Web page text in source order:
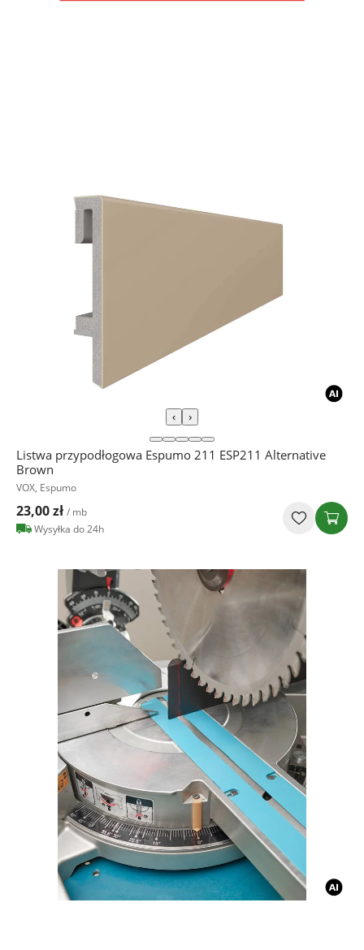
‹ ›
Listwa przypodłogowa Espumo 211 ESP211 Alternative
Brown
VOX, Espumo
23,00 zł / mb
Wysyłka do 24h